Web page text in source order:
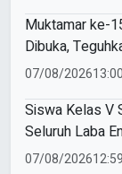
Muktamar ke-
Dibuka,
Muda
07/08/202613:00
Siswa Kelas V
Seluruh Laba
Didonasikan
07/08/202612:59